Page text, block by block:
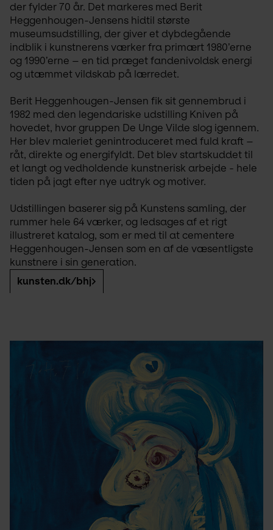
der fylder 70 år. Det markeres med Berit
Heggenhougen-Jensens hidtil største
museumsudstilling, der giver et dybdegående
indblik i kunstnerens værker fra primært 1980’erne
og 1990’erne – en tid præget fandenivoldsk energi
og utæmmet vildskab på lærredet.
Berit Heggenhougen-Jensen fik sit gennembrud i
1982 med den legendariske udstilling Kniven på
hovedet, hvor gruppen De Unge Vilde slog igennem.
Her blev maleriet genintroduceret med fuld kraft –
råt, direkte og energifyldt. Det blev startskuddet til
et langt og vedholdende kunstnerisk arbejde - hele
tiden på jagt efter nye udtryk og motiver.
Udstillingen baserer sig på Kunstens samling, der
rummer hele 64 værker, og ledsages af et rigt
illustreret katalog, som er med til at cementere
Heggenhougen-Jensen som en af de væsentligste
kunstnere i sin generation.
kunsten.dk/bhj